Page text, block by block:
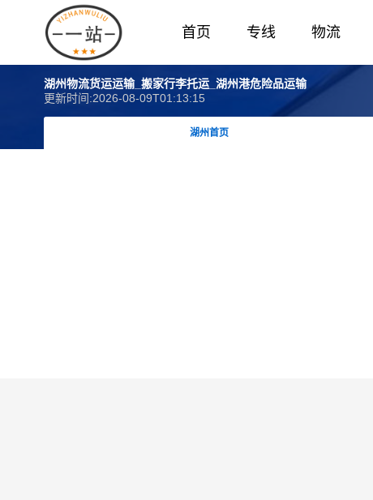
首页 专线 物流
湖州物流货运运输_搬家行李托运_湖州港危险品运输
更新时间:2026-08-09T01:13:15